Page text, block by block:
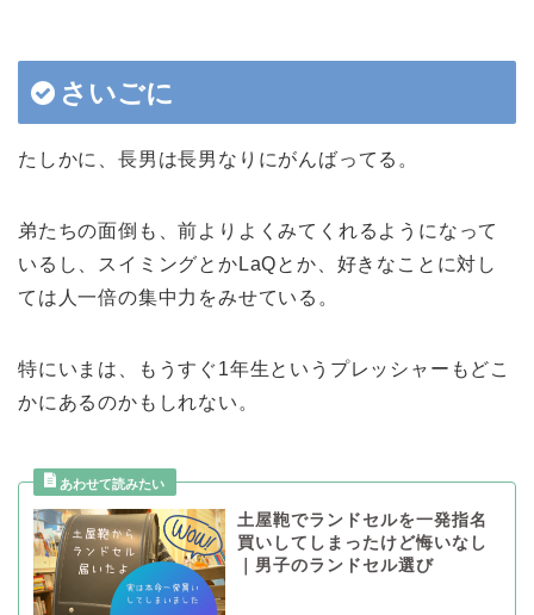
さいごに
たしかに、長男は長男なりにがんばってる。
弟たちの面倒も、前よりよくみてくれるようになって
いるし、スイミングとかLaQとか、好きなことに対し
ては人一倍の集中力をみせている。
特にいまは、もうすぐ1年生というプレッシャーもどこ
かにあるのかもしれない。
土屋鞄でランドセルを一発指名
買いしてしまったけど悔いなし
｜男子のランドセル選び